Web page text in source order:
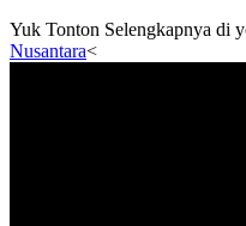
Yuk Tonton Selengkapnya di
Nusantara<